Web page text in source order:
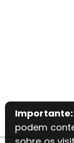
Importante:
podem